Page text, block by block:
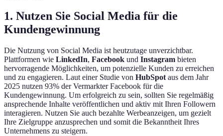
1. Nutzen Sie Social Media für die
Kundengewinnung
Die Nutzung von Social Media ist heutzutage unverzichtbar.
Plattformen wie LinkedIn, Facebook und Instagram bieten
hervorragende Möglichkeiten, um potenzielle Kunden zu erreichen
und zu engagieren. Laut einer Studie von HubSpot aus dem Jahr
2025 nutzen 93% der Vermarkter Facebook für die
Kundengewinnung. Um erfolgreich zu sein, sollten Sie regelmäßig
ansprechende Inhalte veröffentlichen und aktiv mit Ihren Followern
interagieren. Nutzen Sie auch bezahlte Werbeanzeigen, um gezielt
Ihre Zielgruppe anzusprechen und somit die Bekanntheit Ihres
Unternehmens zu steigern.